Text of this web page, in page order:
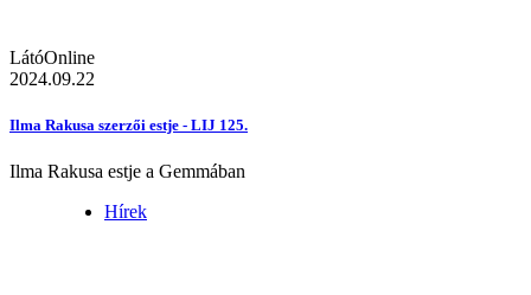
LátóOnline
2024.09.22
Ilma Rakusa szerzői estje - LIJ 125.
Ilma Rakusa estje a Gemmában
Hírek